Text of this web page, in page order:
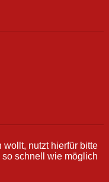
nutzt hierfür bitte
schnell wie möglich